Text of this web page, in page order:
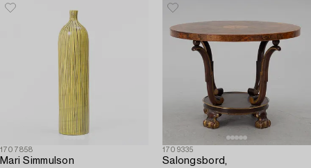
1707858
Mari Simmulson
1709335
Salongsbord,